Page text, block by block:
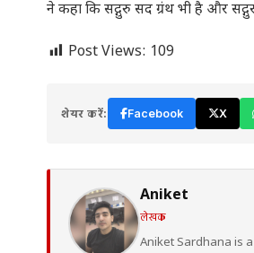
ने कहा कि सद्गुरु सद ग्रंथ भी है और
Post Views: 109
शेयर करें: Facebook X
Aniket
लेखक
Aniket Sardhana is